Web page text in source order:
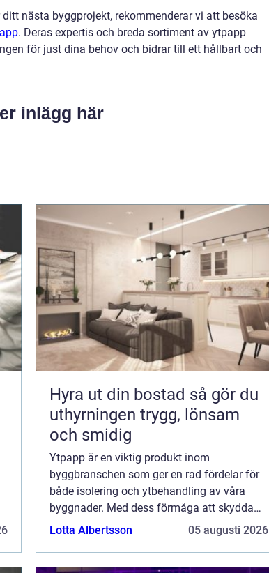
nästa byggprojekt, rekommenderar vi att besöka
. Deras expertis och breda sortiment av ytpapp
för just dina behov och bidrar till ett hållbart och
inlägg här
Hyra ut din bostad så gör du
uthyrningen trygg, lönsam
och smidig
Ytpapp är en viktig produkt inom
byggbranschen som ger en rad fördelar för
både isolering och ytbehandling av våra
byggnader. Med dess förmåga att skydda
och förbättra byggnadsmaterial har ytpapp
Lotta Albertsson 05 augusti 2026